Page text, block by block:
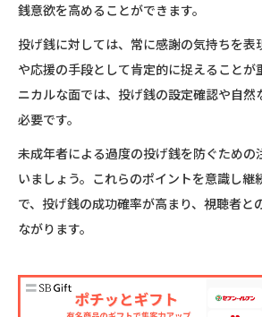
銭意欲を高めることができます。
投げ銭に対しては、常に感謝の気持ちを表
や応援の手段として肯定的に捉えることが
ニカルな面では、投げ銭の設定確認や自然
必要です。
未成年者による過度の投げ銭を防ぐための
いましょう。これらのポイントを意識し継
で、投げ銭の成功確率が高まり、視聴者と
ながります。